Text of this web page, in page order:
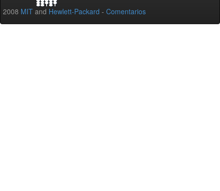
2008 MIT and Hewlett-Packard - Comentarios